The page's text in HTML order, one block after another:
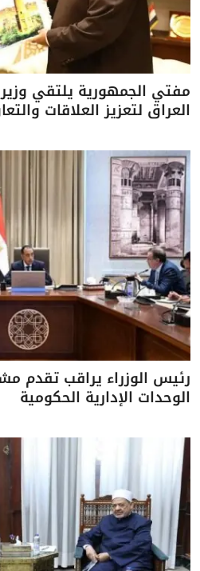
مفتي الجمهورية يلتقي
العراق لتعزيز العلاقات
رئيس الوزراء يراقب تقدم
الوحدات الإدارية الحكومية